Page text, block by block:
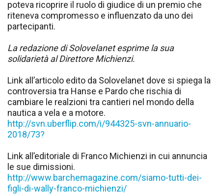
poteva ricoprire il ruolo di giudice di un premio che
riteneva compromesso e influenzato da uno dei
partecipanti.
La redazione di Solovelanet esprime la sua
solidarietà al Direttore Michienzi.
Link all’articolo edito da Solovelanet dove si spiega la
controversia tra Hanse e Pardo che rischia di
cambiare le realzioni tra cantieri nel mondo della
nautica a vela e a motore.
http://svn.uberflip.com/i/944325-svn-annuario-
2018/73?
Link all’editoriale di Franco Michienzi in cui annuncia
le sue dimissioni.
http://www.barchemagazine.com/siamo-tutti-dei-
figli-di-wally-franco-michienzi/